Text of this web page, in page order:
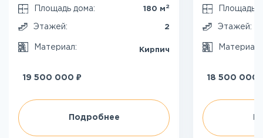
Площадь дома: 180 м 2
Этажей: 2
Материал: Кирпич
19 500 000 ₽
Подробнее
Площадь
Этажей:
Материал:
18 500 000